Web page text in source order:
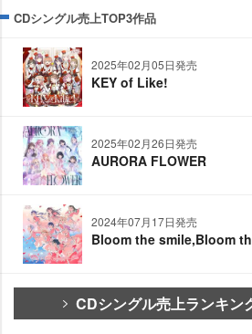
CDシングル売上TOP3作品
2025年02月05日発売
KEY of Like!
2025年02月26日発売
AURORA FLOWER
2024年07月17日発売
Bloom the smile,Bloom
CDシングル売上ランキン